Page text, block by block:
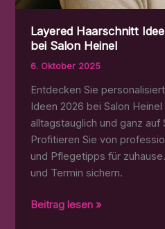
Layered Haarschnitt
bei Salon Heinel
6. Oktober 2025
Entdecken Sie
Ideen 2026 bei Salon Heinel
alltagstauglich und ganz auf
Profitieren Sie von
und Pflegetipps für
und Termin sichern.
Layered
Beitrag lesen »